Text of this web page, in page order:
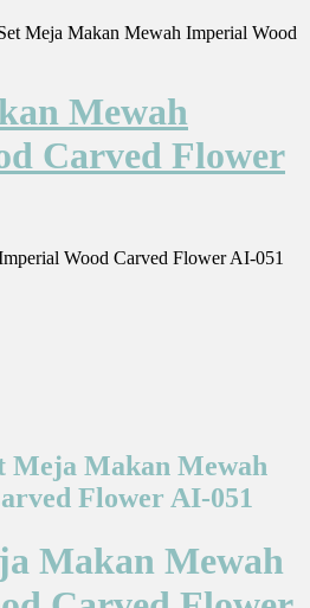
Meja Makan Mewah Imperial Wood
Mewah
Carved Flower
Meja Makan Mewah
Flower AI-051
Makan Mewah